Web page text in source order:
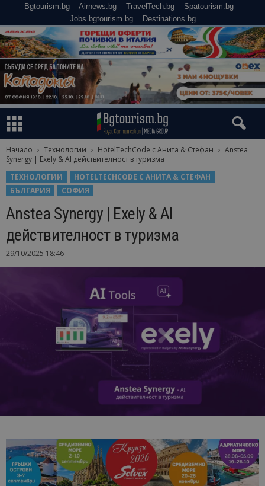
Bgtourism.bg Airnews.bg TravelTech.bg
Spatourism.bg
Jobs.bgtourism.bg
Destinations.bg
Начало Технологии HotelTechCode с Анита & Стефан
Anstea
Synergy | Exely & AI действителност в туризма
ТЕХНОЛОГИИ
HOTELTECHCODE С АНИТА & СТЕФАН
БЪЛГАРИЯ
СОФИЯ
Anstea Synergy | Exely & AI
действителност в туризма
29/10/2025 18:46